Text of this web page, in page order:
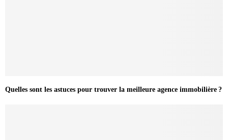
Quelles sont les astuces pour trouver la meilleure agence immobilière ?